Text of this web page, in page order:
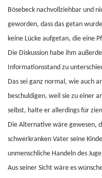
Bösebeck nachvollziehbar und
geworden, dass das getan
keine Lücke aufgetan, die eine
Die Diskussion habe ihm
Informationsstand zu
Das sei ganz normal, wie auch
beschuldigen, weil sie zu einer
selbst, halte er allerdings für
Die Alternative wäre gewesen,
schwerkranken Vater seine
unmenschliche Handeln des
Aus seiner Sicht wäre es